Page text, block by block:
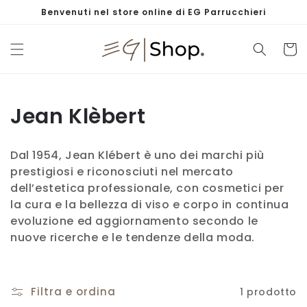
direttamente
Benvenuti nel store online di EG Parrucchieri
C
l
l
e
z
Jean Klèbert
Dal 1954, Jean Klébert è uno dei marchi più
prestigiosi e riconosciuti nel mercato
dell’estetica professionale, con cosmetici per
la cura e la bellezza di viso e corpo in continua
evoluzione ed aggiornamento secondo le
nuove ricerche e le tendenze della moda.
Filtra e ordina 1 prodotto